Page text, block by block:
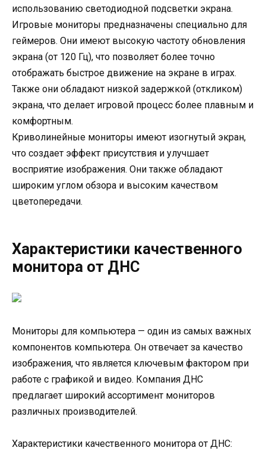
использованию светодиодной подсветки экрана.
Игровые мониторы предназначены специально для
геймеров. Они имеют высокую частоту обновления
экрана (от 120 Гц), что позволяет более точно
отображать быстрое движение на экране в играх.
Также они обладают низкой задержкой (откликом)
экрана, что делает игровой процесс более плавным и
комфортным.
Криволинейные мониторы имеют изогнутый экран,
что создает эффект присутствия и улучшает
восприятие изображения. Они также обладают
широким углом обзора и высоким качеством
цветопередачи.
Характеристики качественного
монитора от ДНС
Мониторы для компьютера — один из самых важных
компонентов компьютера. Он отвечает за качество
изображения, что является ключевым фактором при
работе с графикой и видео. Компания ДНС
предлагает широкий ассортимент мониторов
различных производителей.
Характеристики качественного монитора от ДНС: